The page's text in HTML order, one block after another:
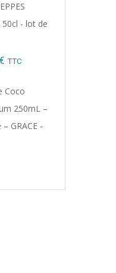
50cl - lot de
€ TTC
Coco
250mL –
GRACE -